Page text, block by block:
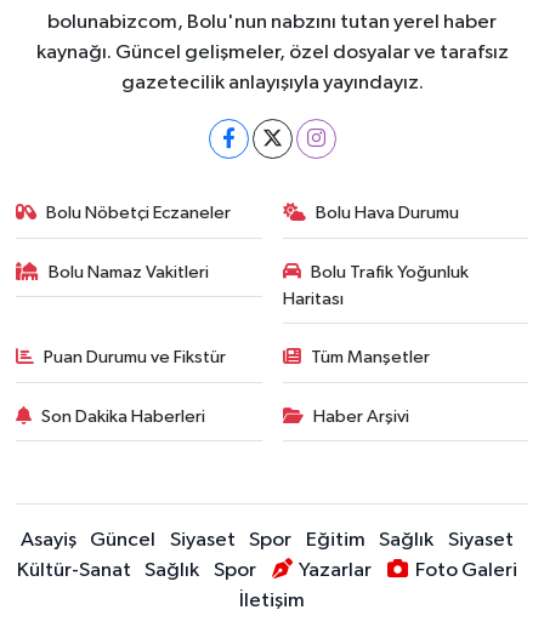
bolunabizcom, Bolu'nun nabzını tutan yerel haber
kaynağı. Güncel gelişmeler, özel dosyalar ve tarafsız
gazetecilik anlayışıyla yayındayız.
Bolu Nöbetçi Eczaneler Bolu Hava Durumu
Bolu Namaz Vakitleri
Bolu Trafik Yoğunluk
Haritası
Puan Durumu ve Fikstür Tüm Manşetler
Son Dakika Haberleri Haber Arşivi
Asayiş Güncel Siyaset Spor Eğitim Sağlık
Siyaset
Kültür-Sanat
Sağlık Spor Yazarlar
Foto Galeri
İletişim